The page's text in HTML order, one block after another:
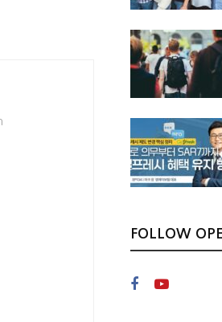
FOLLOW